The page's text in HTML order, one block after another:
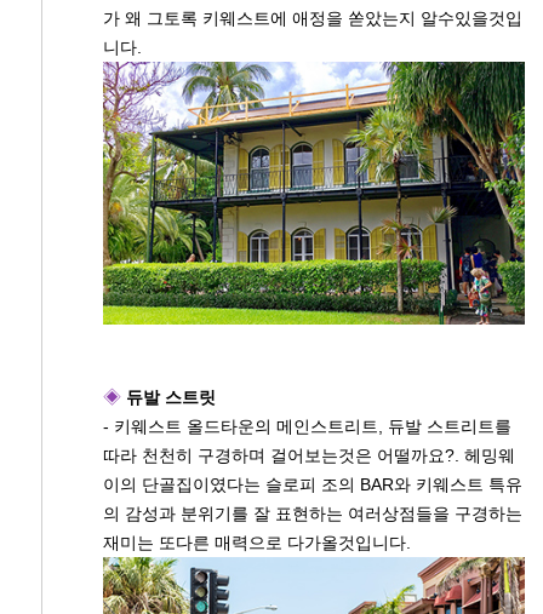
가 왜 그토록 키웨스트에 애정을 쏟았는지 알수있을것입
니다.
◈ 듀발 스트릿
- 키웨스트 올드타운의 메인스트리트, 듀발 스트리트를
따라 천천히 구경하며 걸어보는것은 어떨까요?. 헤밍웨
이의 단골집이였다는 슬로피 조의 BAR와 키웨스트 특유
의 감성과 분위기를 잘 표현하는 여러상점들을 구경하는
재미는 또다른 매력으로 다가올것입니다.